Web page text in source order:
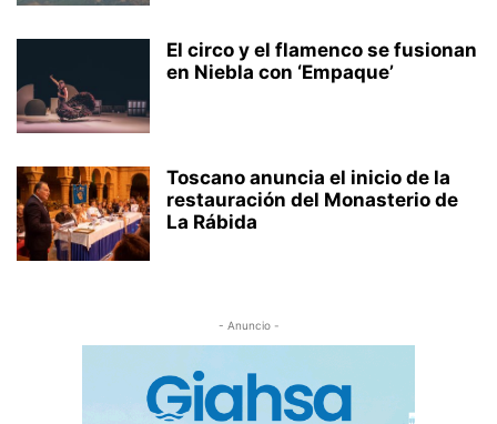
El circo y el flamenco se fusionan
en Niebla con ‘Empaque’
Toscano anuncia el inicio de la
restauración del Monasterio de
La Rábida
- Anuncio -